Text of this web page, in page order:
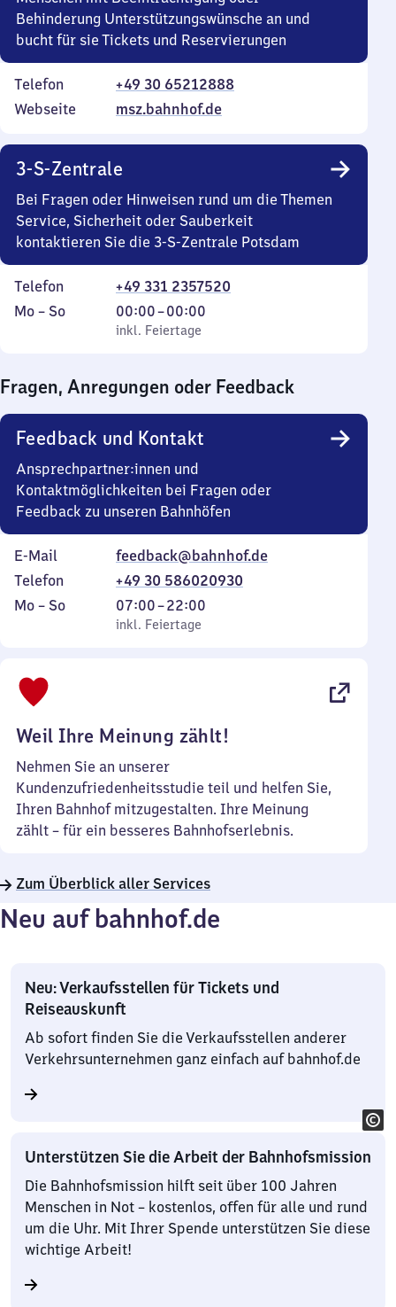
Behinderung Unterstützungswünsche an und
bucht für sie Tickets und Reservierungen
Telefon
+49 30 65212888
Webseite
msz.bahnhof.de
3-S-Zentrale
Bei Fragen oder Hinweisen rund um die Themen
Service, Sicherheit oder Sauberkeit
kontaktieren Sie die 3-S-Zentrale Potsdam
Telefon
+49 331 2357520
Montag
Mo – So,
inkl. Feiertage
00:00–00:00
Von
0
0
Uhr
inkl. Feiertage
Fragen, Anregungen oder Feedback
Feedback und Kontakt
Ansprechpartner:innen und
Kontaktmöglichkeiten bei Fragen oder
Feedback zu unseren Bahnhöfen
E-Mail
feedback@bahnhof.de
Telefon
+49 30 586020930
Montag
Mo – So,
inkl. Feiertage
07:00–22:00
Von
7
inkl. Feiertage
Weil Ihre Meinung zählt!
Nehmen Sie an unserer
Kundenzufriedenheitsstudie teil und helfen Sie,
Ihren Bahnhof mitzugestalten. Ihre Meinung
zählt – für ein besseres Bahnhofserlebnis.
Zum Überblick aller Services
Neu auf bahnhof.de
Neu: Verkaufsstellen für Tickets und
Reiseauskunft
Ab sofort finden Sie die Verkaufsstellen anderer
Verkehrsunternehmen ganz einfach auf bahnhof.de
Unterstützen Sie die Arbeit der Bahnhofsmission
Die Bahnhofsmission hilft seit über 100 Jahren
Menschen in Not – kostenlos, offen für alle und rund
um die Uhr. Mit Ihrer Spende unterstützen Sie diese
wichtige Arbeit!